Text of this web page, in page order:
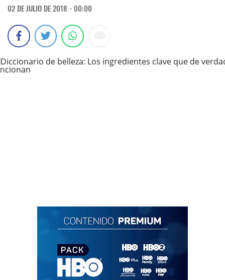
02 DE JULIO DE 2018 - 00:00